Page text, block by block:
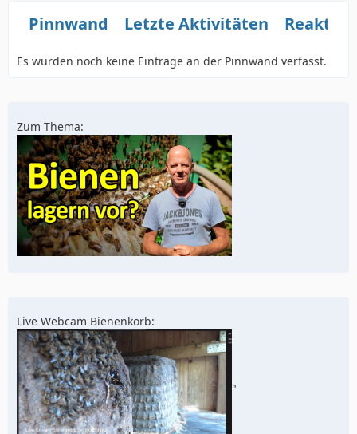
Pinnwand Letzte Aktivitäten
Es wurden noch keine Einträge an der Pinnwand verfasst.
Zum Thema:
Live Webcam Bienenkorb:
"